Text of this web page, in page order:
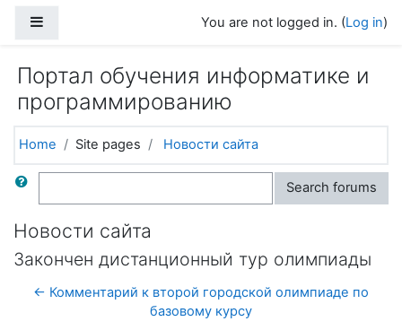
You are not logged in. (Log in)
Портал обучения информатике и
программированию
Home Site pages Новости сайта
Search Search forums
Новости сайта
Закончен дистанционный тур олимпиады
← Комментарий к второй городской олимпиаде по
базовому курсу